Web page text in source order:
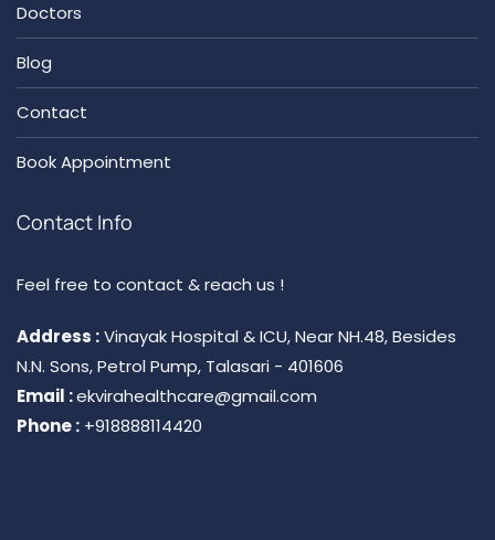
Doctors
Blog
Contact
Book Appointment
Contact Info
Feel free to contact & reach us !
Address :Vinayak Hospital & ICU, Near NH.48, Besides
N.N. Sons, Petrol Pump, Talasari - 401606
Email :ekvirahealthcare@gmail.com
Phone : +918888114420